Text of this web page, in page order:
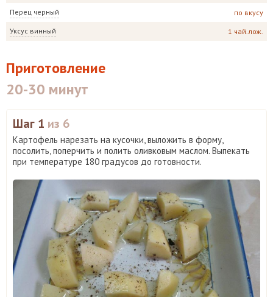
Перец черный по вкусу
Уксус винный 1 чай.лож.
Приготовление
20-30 минут
Шаг 1 из 6
Картофель нарезать на кусочки, выложить в форму,
посолить, поперчить и полить оливковым маслом. Выпекать
при температуре 180 градусов до готовности.